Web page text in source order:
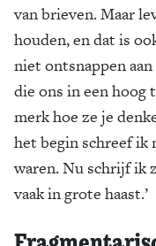
van brieven. Maar
houden, en dat is
niet ontsnappen
die ons in een hoog
merk hoe ze je
het begin schreef ik
waren. Nu schrijf ik
vaak in grote haast.’